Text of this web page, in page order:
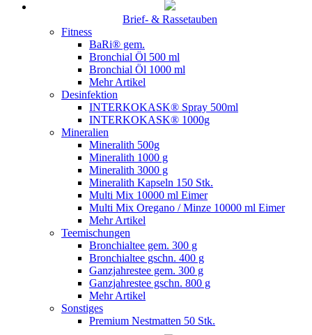
Brief- & Rassetauben
Fitness
BaRi® gem.
Bronchial Öl 500 ml
Bronchial Öl 1000 ml
Mehr Artikel
Desinfektion
INTERKOKASK® Spray 500ml
INTERKOKASK® 1000g
Mineralien
Mineralith 500g
Mineralith 1000 g
Mineralith 3000 g
Mineralith Kapseln 150 Stk.
Multi Mix 10000 ml Eimer
Multi Mix Oregano / Minze 10000 ml Eimer
Mehr Artikel
Teemischungen
Bronchialtee gem. 300 g
Bronchialtee gschn. 400 g
Ganzjahrestee gem. 300 g
Ganzjahrestee gschn. 800 g
Mehr Artikel
Sonstiges
Premium Nestmatten 50 Stk.